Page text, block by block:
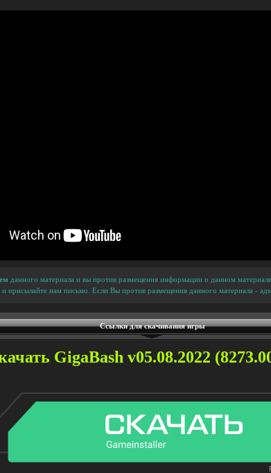
данного материала и вы против размещения информации о данном
и присылайте нам письмо. Если Вы против размещения данного материала -
Ссылки для скачивания игры
GigaBash v05.08.2022